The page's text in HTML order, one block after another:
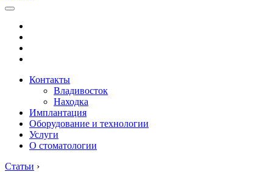
Контакты
Владивосток
Находка
Имплантация
Оборудование и технологии
Услуги
О стоматологии
Статьи ›